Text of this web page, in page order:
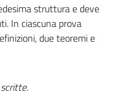
struttura e deve
In ciascuna prova
due teoremi e